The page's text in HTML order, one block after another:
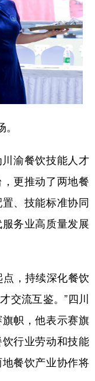
渝餐饮技能人才
更推动了两地餐
、技能标准协同
务业高质量发展
，持续深化餐饮
交流互鉴。”四川
帜，他表示赛旗
行业劳动和技能
餐饮产业协作将